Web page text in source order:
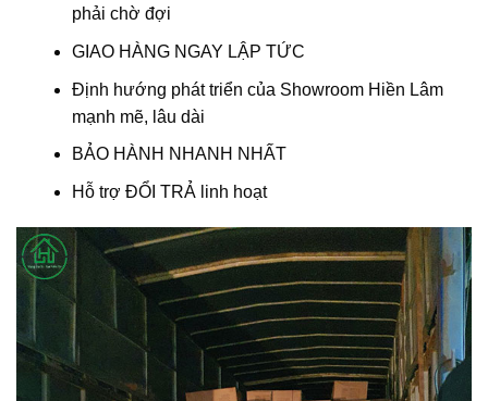
phải chờ đợi
GIAO HÀNG NGAY LẬP TỨC
Định hướng phát triển của Showroom Hiền Lâm
mạnh mẽ, lâu dài
BẢO HÀNH NHANH NHẤT
Hỗ trợ ĐỔI TRẢ linh hoạt